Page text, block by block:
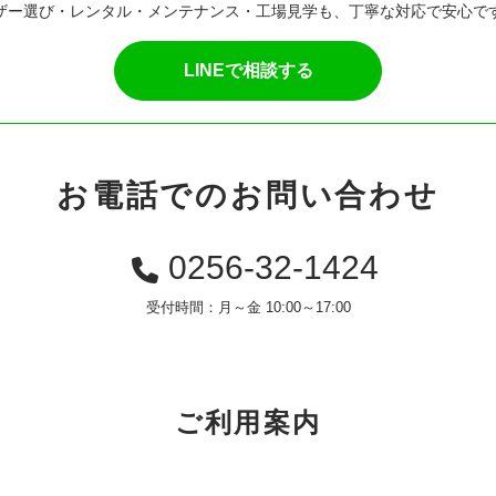
ー選び・レンタル・メンテナンス・工場見学も、丁寧な対応で安心で
LINEで相談する
お電話でのお問い合わせ
0256-32-1424
受付時間：月～金 10:00～17:00
ご利用案内